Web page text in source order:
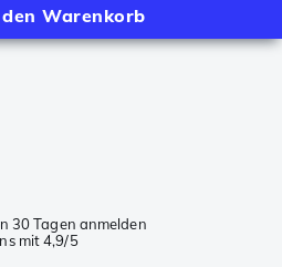
Warenkorb
30 Tagen anmelden
mit 4,9/5